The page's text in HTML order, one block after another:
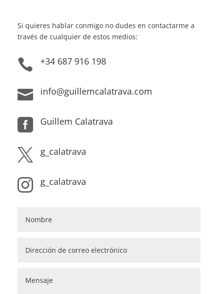
Si quieres hablar conmigo no dudes en contactarme a
través de cualquier de estos medios:
 +34 687 916 198
 info@guillemcalatrava.com
 Guillem Calatrava
 g_calatrava
 g_calatrava